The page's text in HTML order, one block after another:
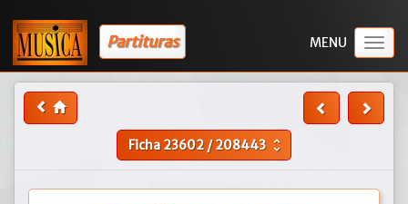
Partituras
Ficha23602/208443 unfold_more